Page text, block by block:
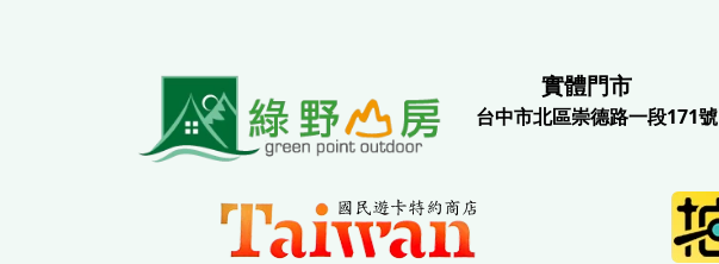
實體門市
台中市北區崇德路一段171號